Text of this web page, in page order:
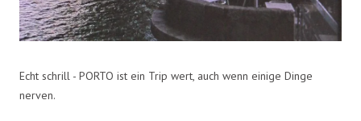
Echt schrill - PORTO ist ein Trip wert, auch wenn einige Dinge
nerven.